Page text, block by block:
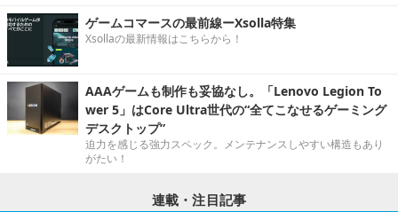
ゲームコマースの最前線ーXsolla特集
Xsollaの最新情報はこちらから！
AAAゲームも制作も妥協なし。「Lenovo Legion To
wer 5」はCore Ultra世代の“全てこなせるゲーミング
デスクトップ”
迫力を感じる強力スペック。メンテナンスしやすい構造もあり
がたい！
連載・注目記事